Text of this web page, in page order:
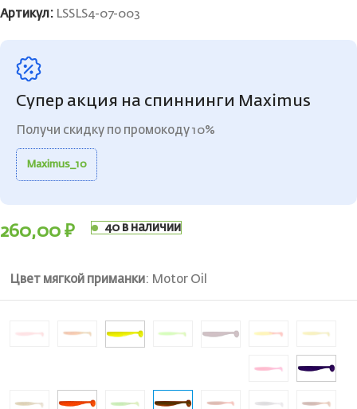
Артикул: LSSLS4-07-003
Супер акция на спиннинги Maximus
Получи скидку по промокоду 10%
Maximus_10
260,00 ₽ 40 в наличии
Цвет мягкой приманки: Motor Oil